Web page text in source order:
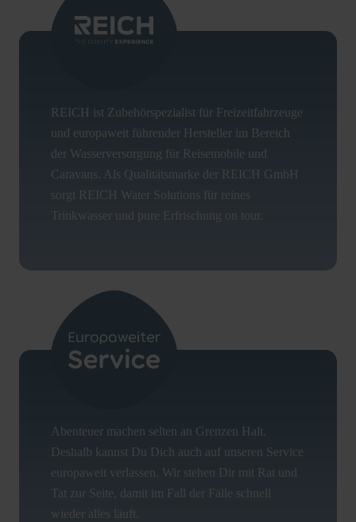
REICH ist Zubehörspezialist für Freizeitfahrzeuge
und europaweit führender Hersteller im Bereich
der Wasserversorgung für Reisemobile und
Caravans. Als Qualitätsmarke der REICH GmbH
sorgt REICH Water Solutions für reines
Trinkwasser und pure Erfrischung on tour.
Abenteuer machen selten an Grenzen Halt.
Deshalb kannst Du Dich auch auf unseren Service
europaweit verlassen. Wir stehen Dir mit Rat und
Tat zur Seite, damit im Fall der Fälle schnell
wieder alles läuft.